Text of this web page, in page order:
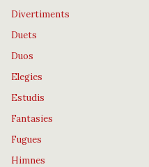
Divertiments
Duets
Duos
Elegies
Estudis
Fantasies
Fugues
Himnes